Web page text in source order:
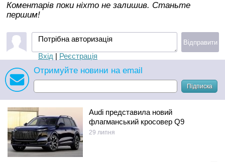
Коментарів поки ніхто не залишив. Станьте
першим!
Потрібна авторизація
Вхід | Реєстрація
Відправити
Отримуйте новини на email
Підписка
Audi представила новий
флагманський кросовер Q9
29 липня